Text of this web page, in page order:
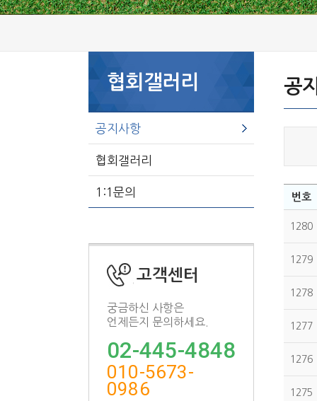
협회갤러리
공지사항
협회갤러리
1:1문의
고객센터
궁금하신 사항은
언제든지 문의하세요.
02-445-4848
010-5673-
0986
공
번호
1280
1279
1278
1277
1276
1275